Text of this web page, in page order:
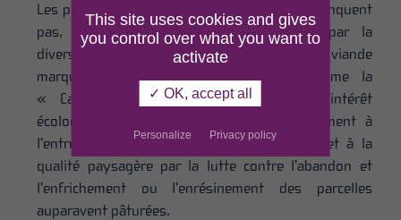
Les pistes de valorisation et les enjeux ne manquent
pas, qu’il s’agisse d’intérêt économique par la
diversification des productions agricoles (viande
marquée « Valeur Parc », fromage comme la
« Cabrache » du Morvan, etc.) que d’intérêt
écologique : l‘élevage ovin contribue fortement à
l’entretien des prairies sèches biodiverses, et à la
qualité paysagère par la lutte contre l’abandon et
l’enfrichement ou l’enrésinement des parcelles
auparavent pâturées.
This site uses cookies and gives
you control over what you want to
activate
✓ OK, accept all
Personalize Privacy policy